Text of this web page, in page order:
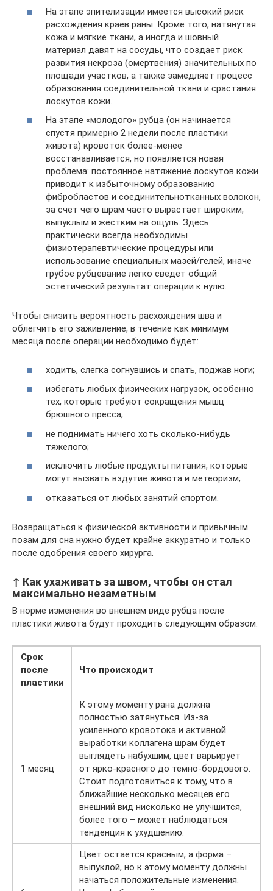
На этапе эпителизации имеется высокий риск
расхождения краев раны. Кроме того, натянутая
кожа и мягкие ткани, а иногда и шовный
материал давят на сосуды, что создает риск
развития некроза (омертвения) значительных по
площади участков, а также замедляет процесс
образования соединительной ткани и срастания
лоскутов кожи.
На этапе «молодого» рубца (он начинается
спустя примерно 2 недели после пластики
живота) кровоток более-менее
восстанавливается, но появляется новая
проблема: постоянное натяжение лоскутов кожи
приводит к избыточному образованию
фибробластов и соединительнотканных волокон,
за счет чего шрам часто вырастает широким,
выпуклым и жестким на ощупь. Здесь
практически всегда необходимы
физиотерапевтические процедуры или
использование специальных мазей/гелей, иначе
грубое рубцевание легко сведет общий
эстетический результат операции к нулю.
Чтобы снизить вероятность расхождения шва и
облегчить его заживление, в течение как минимум
месяца после операции необходимо будет:
ходить, слегка согнувшись и спать, поджав ноги;
избегать любых физических нагрузок, особенно
тех, которые требуют сокращения мышц
брюшного пресса;
не поднимать ничего хоть сколько-нибудь
тяжелого;
исключить любые продукты питания, которые
могут вызвать вздутие живота и метеоризм;
отказаться от любых занятий спортом.
Возвращаться к физической активности и привычным
позам для сна нужно будет крайне аккуратно и только
после одобрения своего хирурга.
↑ Как ухаживать за швом, чтобы он стал
максимально незаметным
В норме изменения во внешнем виде рубца после
пластики живота будут проходить следующим образом:
Срок
после
пластики
Что происходит
1 месяц
К этому моменту рана должна
полностью затянуться. Из-за
усиленного кровотока и активной
выработки коллагена шрам будет
выглядеть набухшим, цвет варьирует
от ярко-красного до темно-бордового.
Стоит подготовиться к тому, что в
ближайшие несколько месяцев его
внешний вид нисколько не улучшится,
более того – может наблюдаться
тенденция к ухудшению.
Цвет остается красным, а форма –
выпуклой, но к этому моменту должны
начаться положительные изменения.